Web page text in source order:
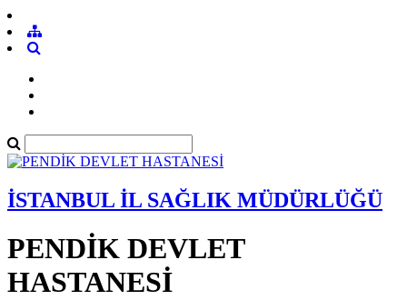
İSTANBUL İL SAĞLIK MÜDÜRLÜĞÜ
PENDİK DEVLET
HASTANESİ